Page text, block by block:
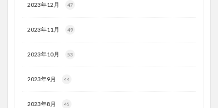
2023年12月 47
2023年11月 49
2023年10月 53
2023年9月 44
2023年8月 45